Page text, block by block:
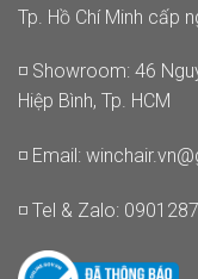
Tp. Hồ Chí Minh cấp
◽ Showroom: 46
Hiệp Bình, Tp. HCM
◽ Email:
◽ Tel & Zalo: